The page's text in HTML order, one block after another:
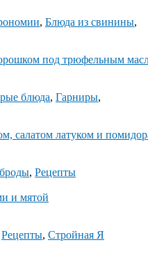
, Блюда из свинины,
под трюфельным
блюда, Гарниры,
салатом латуком и
, Рецепты
и мятой
Рецепты, Стройная Я